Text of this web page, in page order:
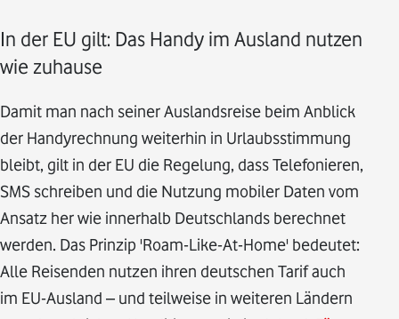
In der EU gilt: Das Handy im Ausland nutzen
wie zuhause
Damit man nach seiner Auslandsreise beim Anblick
der Handyrechnung weiterhin in Urlaubsstimmung
bleibt, gilt in der EU die Regelung, dass Telefonieren,
SMS schreiben und die Nutzung mobiler Daten vom
Ansatz her wie innerhalb Deutschlands berechnet
werden. Das Prinzip 'Roam-Like-At-Home' bedeutet:
Alle Reisenden nutzen ihren deutschen Tarif auch
im EU-Ausland – und teilweise in weiteren Ländern